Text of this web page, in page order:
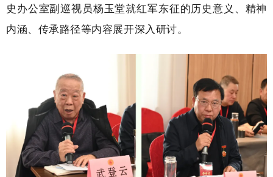
史办公室副巡视员杨玉堂就红军东征的历史意义、精神
内涵、传承路径等内容展开深入研讨。